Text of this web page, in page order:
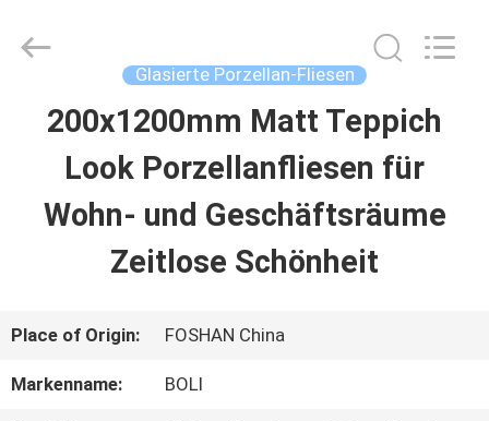
HAUSE
PRODUKTE
VIDEOS
BOLI
CERAMICS
Reserved.
Glasierte Porzellan-Fliesen
200x1200mm Matt Teppich
Look Porzellanfliesen für
Wohn- und Geschäftsräume
Zeitlose Schönheit
Place of Origin: FOSHAN China
Markenname: BOLI